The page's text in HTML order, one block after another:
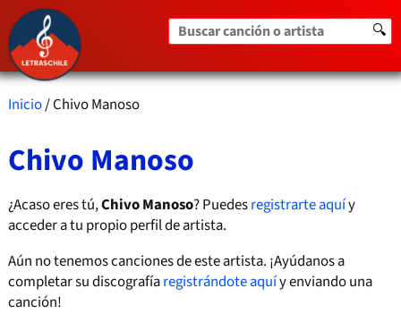
Buscar canción o artista 🔍
Inicio/ Chivo Manoso
Chivo Manoso
¿Acaso eres tú,Chivo Manoso? Puedesregistrarte aquíy
acceder a tu propio perfil de artista.
Aún no tenemos canciones de este artista. ¡Ayúdanos a
completar su discografíaregistrándote aquíy enviando una
canción!